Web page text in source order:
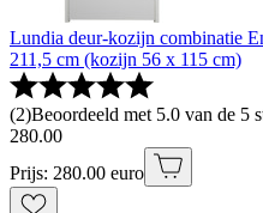
Lundia deur-kozijn combinatie
211,5 cm (kozijn 56 x 115 cm)
(2)Beoordeeld met 5.0 van de 5
280.00
Prijs: 280.00 euro